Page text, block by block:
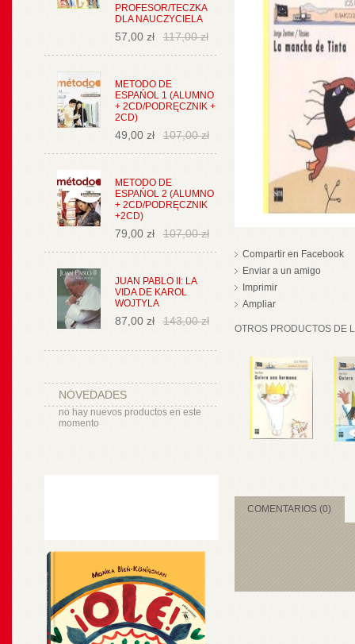
PROFESOR/TECZKA
DLA NAUCZYCIELA
57,00 zł 117,00 zł
METODO DE
ESPAŃOL 1 (ALUMNO
+ 2CD/PODRĘCZNIK +
2CD)
49,00 zł 107,00 zł
METODO DE
ESPAŃOL 2 (ALUMNO
+ 2CD/PODRĘCZNIK
+2CD)
79,00 zł 107,00 zł
JUAN PABLO II: LA
VIDA DE KAROL
WOJTYLA
87,00 zł 143,00 zł
NOVEDADES
no hay nuevos productos en este
momento
Compartir en Facebook
Enviar a un amigo
Imprimir
Ampliar
OTROS PRODUCTOS DE
COMENTARIOS (0)